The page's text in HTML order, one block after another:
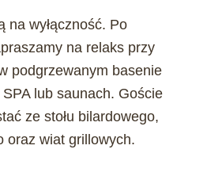
na wyłączność. Po
na relaks przy
podgrzewanym basenie
lub saunach. Goście
ze stołu bilardowego,
oraz wiat grillowych.